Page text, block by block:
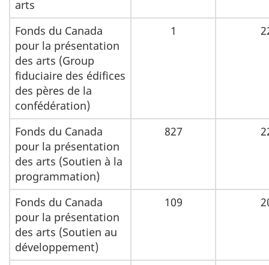
arts
Fonds du Canada
pour la présentation
des arts (Group
fiduciaire des édifices
des pères de la
confédération)
1
Fonds du Canada
pour la présentation
des arts (Soutien à la
programmation)
827
Fonds du Canada
pour la présentation
des arts (Soutien au
développement)
109